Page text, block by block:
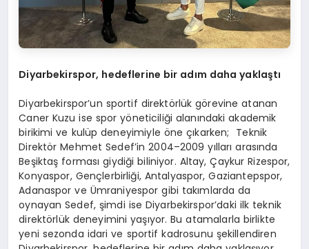
Diyarbekirspor, hedeflerine bir adım daha yaklaştı
Diyarbekirspor’un sportif direktörlük görevine atanan
Caner Kuzu ise spor yöneticiliği alanındaki akademik
birikimi ve kulüp deneyimiyle öne çıkarken; Teknik
Direktör Mehmet Sedef’in 2004–2009 yılları arasında
Beşiktaş forması giydiği biliniyor. Altay, Çaykur Rizespor,
Konyaspor, Gençlerbirliği, Antalyaspor, Gaziantepspor,
Adanaspor ve Ümraniyespor gibi takımlarda da
oynayan Sedef, şimdi ise Diyarbekirspor’daki ilk teknik
direktörlük deneyimini yaşıyor. Bu atamalarla birlikte
yeni sezonda idari ve sportif kadrosunu şekillendiren